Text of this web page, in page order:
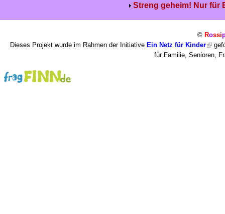
Streng geheim! Nur für
© Rossi
Dieses Projekt wurde im Rahmen der Initiative Ein Netz für Kinder
für Familie, Senioren,